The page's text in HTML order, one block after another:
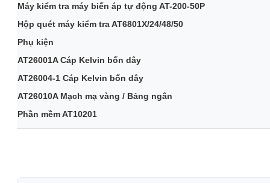
Máy kiểm tra máy biến áp tự động AT-200-50P
Hộp quét máy kiểm tra AT6801X/24/48/50
Phụ kiện
AT26001A Cáp Kelvin bốn dây
AT26004-1 Cáp Kelvin bốn dây
AT26010A Mạch mạ vàng / Bảng ngắn
Phần mềm AT10201